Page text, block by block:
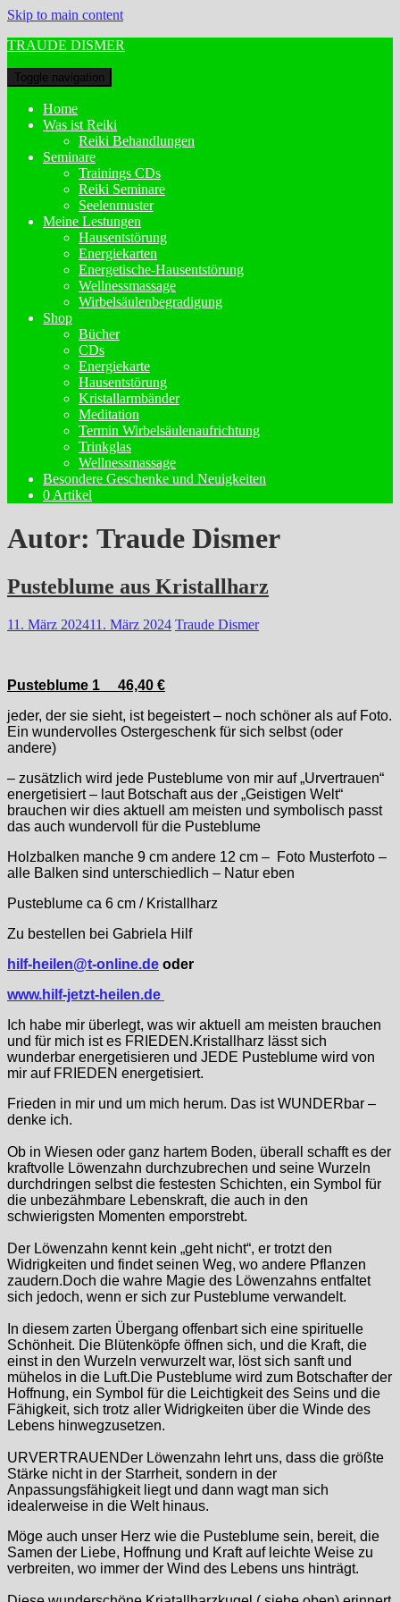
Skip to main content
TRAUDE DISMER
Toggle navigation
Home
Was ist Reiki
Reiki Behandlungen
Seminare
Trainings CDs
Reiki Seminare
Seelenmuster
Meine Lestungen
Hausentstörung
Energiekarten
Energetische-Hausentstörung
Wellnessmassage
Wirbelsäulenbegradigung
Shop
Bücher
CDs
Energiekarte
Hausentstörung
Kristallarmbänder
Meditation
Termin Wirbelsäulenaufrichtung
Trinkglas
Wellnessmassage
Besondere Geschenke und Neuigkeiten
0 Artikel
Autor: Traude Dismer
Pusteblume aus Kristallharz
11. März 202411. März 2024 Traude Dismer
Pusteblume 1 46,40 €
jeder, der sie sieht, ist begeistert – noch schöner als auf Foto.
Ein wundervolles Ostergeschenk für sich selbst (oder
andere)
– zusätzlich wird jede Pusteblume von mir auf „Urvertrauen“
energetisiert – laut Botschaft aus der „Geistigen Welt“
brauchen wir dies aktuell am meisten und symbolisch passt
das auch wundervoll für die Pusteblume
Holzbalken manche 9 cm andere 12 cm – Foto Musterfoto –
alle Balken sind unterschiedlich – Natur eben
Pusteblume ca 6 cm / Kristallharz
Zu bestellen bei Gabriela Hilf
hilf-heilen@t-online.de oder
www.hilf-jetzt-heilen.de
Ich habe mir überlegt, was wir aktuell am meisten brauchen
und für mich ist es FRIEDEN.Kristallharz lässt sich
wunderbar energetisieren und JEDE Pusteblume wird von
mir auf FRIEDEN energetisiert.
Frieden in mir und um mich herum. Das ist WUNDERbar –
denke ich.
Ob in Wiesen oder ganz hartem Boden, überall schafft es der
kraftvolle Löwenzahn durchzubrechen und seine Wurzeln
durchdringen selbst die festesten Schichten, ein Symbol für
die unbezähmbare Lebenskraft, die auch in den
schwierigsten Momenten emporstrebt.
Der Löwenzahn kennt kein „geht nicht“, er trotzt den
Widrigkeiten und findet seinen Weg, wo andere Pflanzen
zaudern.Doch die wahre Magie des Löwenzahns entfaltet
sich jedoch, wenn er sich zur Pusteblume verwandelt.
In diesem zarten Übergang offenbart sich eine spirituelle
Schönheit. Die Blütenköpfe öffnen sich, und die Kraft, die
einst in den Wurzeln verwurzelt war, löst sich sanft und
mühelos in die Luft.Die Pusteblume wird zum Botschafter der
Hoffnung, ein Symbol für die Leichtigkeit des Seins und die
Fähigkeit, sich trotz aller Widrigkeiten über die Winde des
Lebens hinwegzusetzen.
URVERTRAUENDer Löwenzahn lehrt uns, dass die größte
Stärke nicht in der Starrheit, sondern in der
Anpassungsfähigkeit liegt und dann wagt man sich
idealerweise in die Welt hinaus.
Möge auch unser Herz wie die Pusteblume sein, bereit, die
Samen der Liebe, Hoffnung und Kraft auf leichte Weise zu
verbreiten, wo immer der Wind des Lebens uns hinträgt.